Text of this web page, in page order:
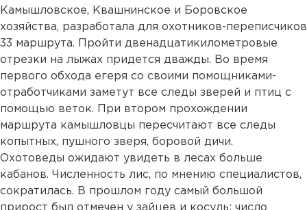
Камышловское, Квашнинское и Боровское
хозяйства, разработала для охотников-переписчиков
33 маршрута. Пройти двенадцатикилометровые
отрезки на лыжах придется дважды. Во время
первого обхода егеря со своими помощниками-
отработчиками заметут все следы зверей и птиц с
помощью веток. При втором прохождении
маршрута камышловцы пересчитают все следы
копытных, пушного зверя, боровой дичи.
Охотоведы ожидают увидеть в лесах больше
кабанов. Численность лис, по мнению специалистов,
сократилась. В прошлом году самый большой
прирост был отмечен у зайцев и косуль: число